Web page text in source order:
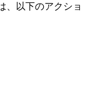
、以下のアクショ